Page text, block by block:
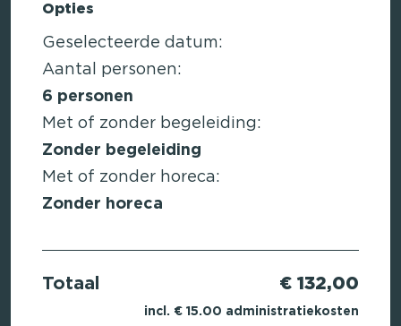
Opties
Geselecteerde datum:
Aantal personen:
6 personen
Met of zonder begeleiding:
Zonder begeleiding
Met of zonder horeca:
Zonder horeca
Totaal € 132,00
incl. € 15.00 administratiekosten